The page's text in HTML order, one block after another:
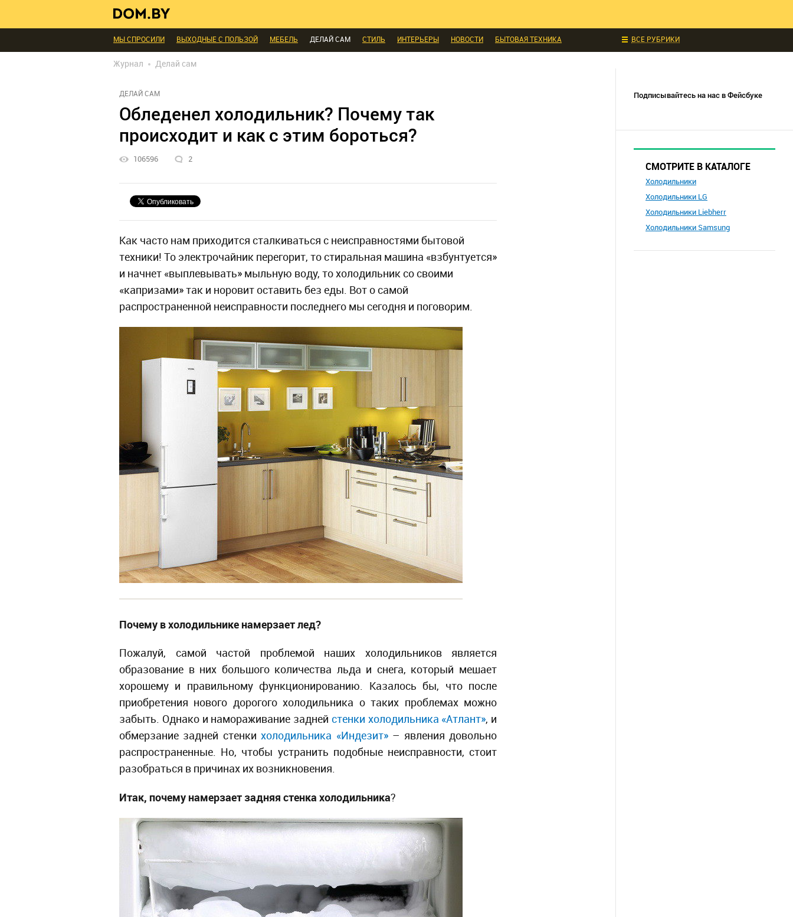
ВСЕ РУБРИКИ
В ГОСТЯХ ДИАЛОГ
МЫ СПРОСИЛИ
ВЫХОДНЫЕ С ПОЛЬЗОЙ МЕБЕЛЬ ДЕЛАЙ САМ СТИЛЬ ИНТЕРЬЕРЫ НОВОСТИ
БЫТОВАЯ ТЕХНИКА
РЕДАКЦИЯ
Журнал Делай сам
ДЕЛАЙ САМ
Обледенел холодильник? Почему так
происходит и как с этим бороться?
106596 2
Как часто нам приходится сталкиваться с неисправностями бытовой
техники! То электрочайник перегорит, то стиральная машина «взбунтуется»
и начнет «выплевывать» мыльную воду, то холодильник со своими
«капризами» так и норовит оставить без еды. Вот о самой
распространенной неисправности последнего мы сегодня и поговорим.
Почему в холодильнике намерзает лед?
Пожалуй, самой частой проблемой наших холодильников является
образование в них большого количества льда и снега, который мешает
хорошему и правильному функционированию. Казалось бы, что после
приобретения нового дорогого холодильника о таких проблемах можно
забыть. Однако и намораживание задней стенки холодильника «Атлант», и
обмерзание задней стенкихолодильника «Индезит»– явления довольно
распространенные. Но, чтобы устранить подобные неисправности, стоит
разобраться в причинах их возникновения.
Итак, почему намерзает задняя стенка холодильника?
Подписывайтесь на нас в Фейсбуке
СМОТРИТЕ В КАТАЛОГЕ
Холодильники
Холодильники LG
Холодильники Liebherr
Холодильники Samsung